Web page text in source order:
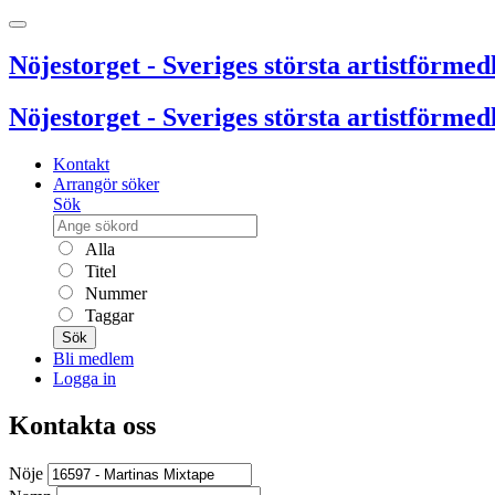
Nöjestorget - Sveriges största
Nöjestorget - Sveriges största
Kontakt
Arrangör söker
Sök
Alla
Titel
Nummer
Taggar
Sök
Bli medlem
Logga in
Kontakta oss
Nöje